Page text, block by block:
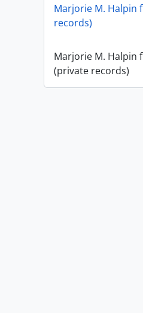
Marjorie M. Halpin
records)
Marjorie M. Halpin
(private records)